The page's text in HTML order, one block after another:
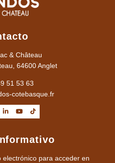
& Château
64600 Anglet
51 53 63
cotebasque.fr
para acceder en